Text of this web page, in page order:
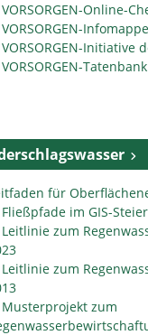
VORSORGEN-Online-
VORSORGEN-Infomappe
VORSORGEN-Initiative
VORSORGEN-
für
Fließpfade im GIS-
Leitlinie zum
Leitlinie zum
Musterprojekt zum